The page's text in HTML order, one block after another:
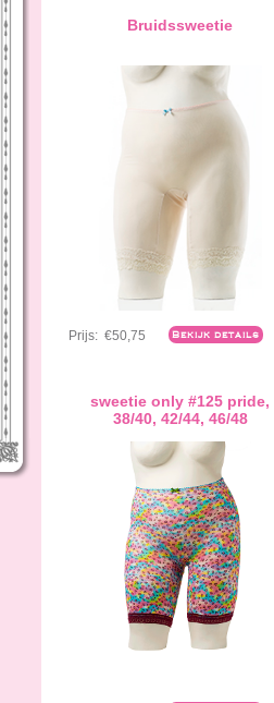
Bruidssweetie
Prijs: €50,75 Bekijk details
sweetie only #125 pride,
38/40, 42/44, 46/48